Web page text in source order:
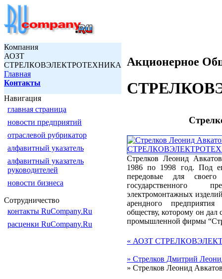
Компания
АОЗТ
СТРЕЛКОВЭЛЕКТРОТЕХНИКА
Главная
Контакты
Навигация
главная страница
новости предприятий
отраслевой рубрикатор
алфавитный указатель
алфавитный указатель
руководителей
новости бизнеса
Сотрудничество
контакты RuCompany.Ru
расценки RuCompany.Ru
Акционерное
Стрелков Леонид
1986 по 1998 год. Под
передовые для
государственного
электромонтажных
арендного
обществу, которому он дал
промышленной фирмы
« АОЗТ
» Стрелков Дмитрий
» Стрелков Леонид